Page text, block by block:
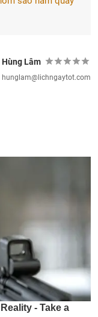
Hùng Lâm
hunglam@lichngaytot.com